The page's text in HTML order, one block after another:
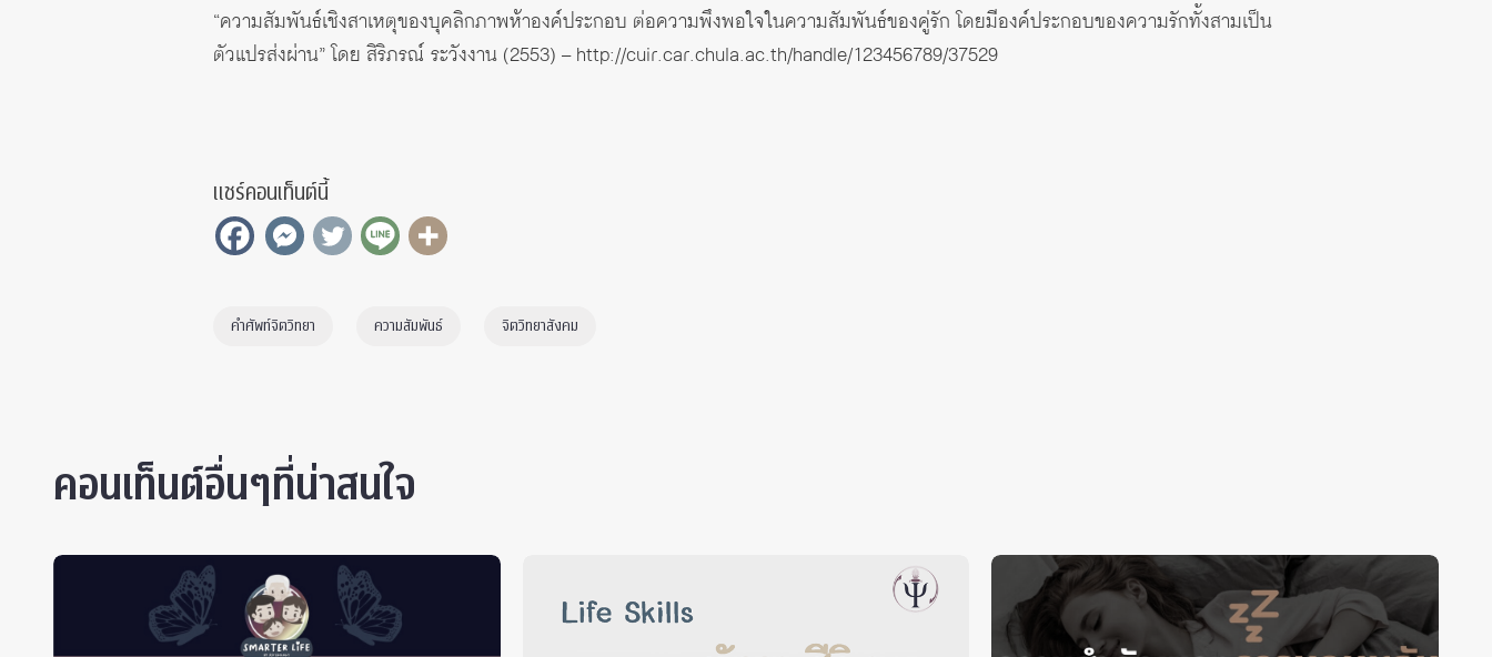
“ความสัมพันธ์เชิงสาเหตุของบุคลิกภาพห้าองค์ประกอบ ต่อความพึงพอใจในความสัมพันธ์ของคู่รัก โดยมีองค์ประกอบของความรักทั้งสามเป็น
ตัวแปรส่งผ่าน” โดย สิริภรณ์ ระวังงาน (2553) –http://cuir.car.chula.ac.th/handle/123456789/37529
แชร์คอนเท็นต์นี้
คำศัพท์จิตวิทยา ความสัมพันธ์ จิตวิทยาสังคม
คอนเท็นต์อื่นๆที่น่าสนใจ